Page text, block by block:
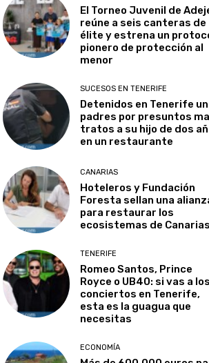
El Torneo Juvenil de
reúne a seis canteras de
élite y estrena un
pionero de protección al
menor
SUCESOS EN TENERIFE
Detenidos en Tenerife
padres por presuntos
tratos a su hijo de dos
en un restaurante
CANARIAS
Hoteleros y Fundación
Foresta sellan una
para restaurar los
ecosistemas de Canarias
TENERIFE
Romeo Santos, Prince
Royce o UB40: si vas a los
conciertos en Tenerife,
esta es la guagua que
necesitas
ECONOMÍA